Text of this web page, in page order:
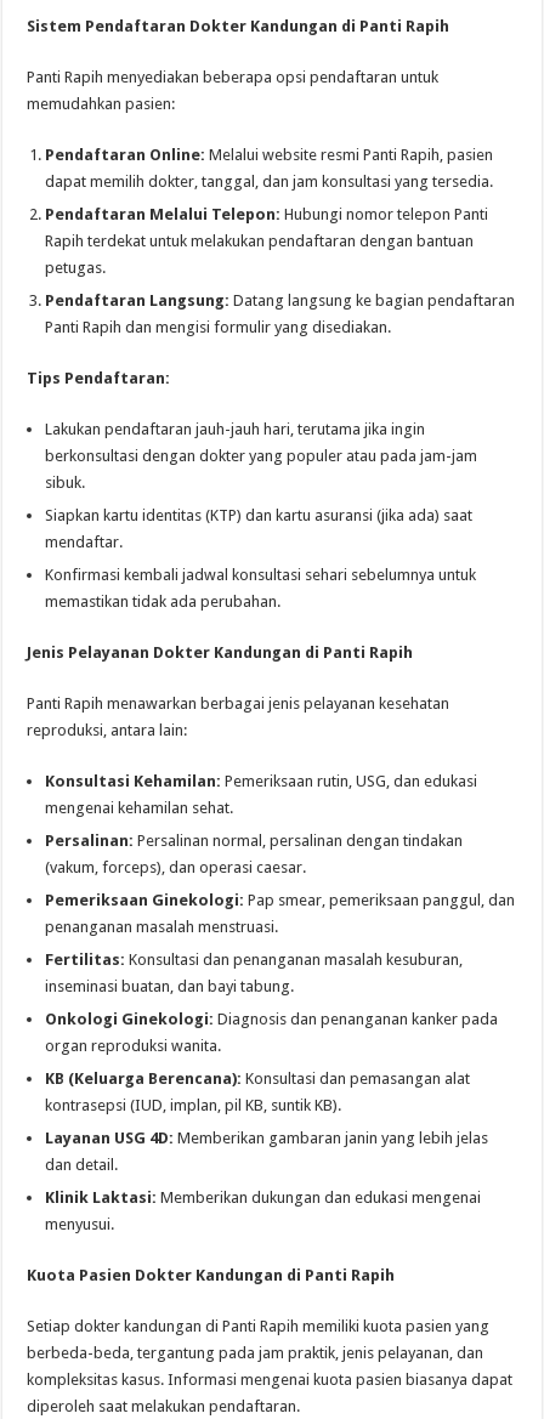
Sistem Pendaftaran Dokter Kandungan di Panti Rapih
Panti Rapih menyediakan beberapa opsi pendaftaran untuk
memudahkan pasien:
Pendaftaran Online: Melalui website resmi Panti Rapih, pasien
dapat memilih dokter, tanggal, dan jam konsultasi yang tersedia.
Pendaftaran Melalui Telepon: Hubungi nomor telepon Panti
Rapih terdekat untuk melakukan pendaftaran dengan bantuan
petugas.
Pendaftaran Langsung: Datang langsung ke bagian pendaftaran
Panti Rapih dan mengisi formulir yang disediakan.
Tips Pendaftaran:
Lakukan pendaftaran jauh-jauh hari, terutama jika ingin
berkonsultasi dengan dokter yang populer atau pada jam-jam
sibuk.
Siapkan kartu identitas (KTP) dan kartu asuransi (jika ada) saat
mendaftar.
Konfirmasi kembali jadwal konsultasi sehari sebelumnya untuk
memastikan tidak ada perubahan.
Jenis Pelayanan Dokter Kandungan di Panti Rapih
Panti Rapih menawarkan berbagai jenis pelayanan kesehatan
reproduksi, antara lain:
Konsultasi Kehamilan: Pemeriksaan rutin, USG, dan edukasi
mengenai kehamilan sehat.
Persalinan: Persalinan normal, persalinan dengan tindakan
(vakum, forceps), dan operasi caesar.
Pemeriksaan Ginekologi: Pap smear, pemeriksaan panggul, dan
penanganan masalah menstruasi.
Fertilitas: Konsultasi dan penanganan masalah kesuburan,
inseminasi buatan, dan bayi tabung.
Onkologi Ginekologi: Diagnosis dan penanganan kanker pada
organ reproduksi wanita.
KB (Keluarga Berencana): Konsultasi dan pemasangan alat
kontrasepsi (IUD, implan, pil KB, suntik KB).
Layanan USG 4D: Memberikan gambaran janin yang lebih jelas
dan detail.
Klinik Laktasi: Memberikan dukungan dan edukasi mengenai
menyusui.
Kuota Pasien Dokter Kandungan di Panti Rapih
Setiap dokter kandungan di Panti Rapih memiliki kuota pasien yang
berbeda-beda, tergantung pada jam praktik, jenis pelayanan, dan
kompleksitas kasus. Informasi mengenai kuota pasien biasanya dapat
diperoleh saat melakukan pendaftaran.